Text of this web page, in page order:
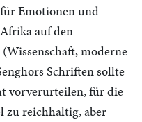
Emotionen und
auf den
moderne
Schriften sollte
vorverurteilen, für die
zu reichhaltig, aber